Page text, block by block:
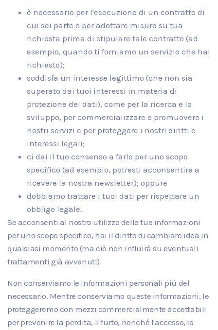
è necessario per l'esecuzione di un contratto di
cui sei parte o per adottare misure su tua
richiesta prima di stipulare tale contratto (ad
esempio, quando ti forniamo un servizio che hai
richiesto);
soddisfa un interesse legittimo (che non sia
superato dai tuoi interessi in materia di
protezione dei dati), come per la ricerca e lo
sviluppo, per commercializzare e promuovere i
nostri servizi e per proteggere i nostri diritti e
interessi legali;
ci dai il tuo consenso a farlo per uno scopo
specifico (ad esempio, potresti acconsentire a
ricevere la nostra newsletter); oppure
dobbiamo trattare i tuoi dati per rispettare un
obbligo legale.
Se acconsenti al nostro utilizzo delle tue informazioni
per uno scopo specifico, hai il diritto di cambiare idea in
qualsiasi momento (ma ciò non influirà su eventuali
trattamenti già avvenuti).
Non conserviamo le informazioni personali più del
necessario. Mentre conserviamo queste informazioni, le
proteggeremo con mezzi commercialmente accettabili
per prevenire la perdita, il furto, nonché l'accesso, la